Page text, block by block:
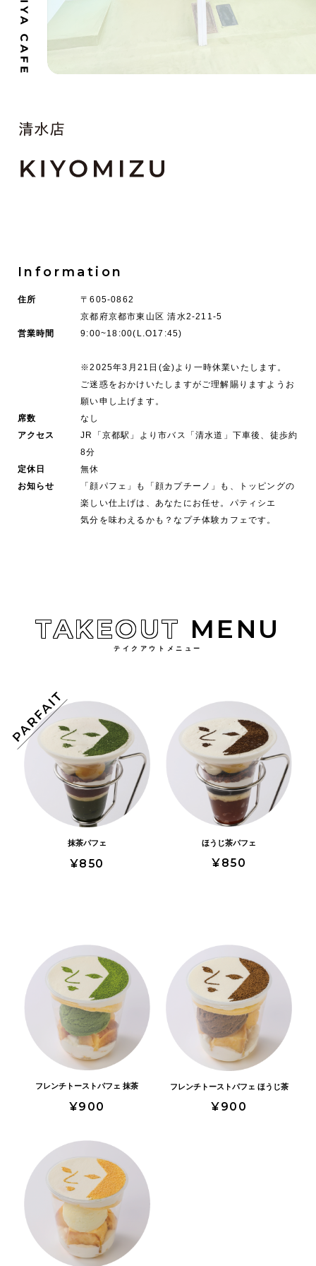
Information
住所
〒605-0862
京都府京都市東山区 清水2-211-5
営業時間
9:00~18:00(L.O17:45)
※2025年3月21日(金)より一時休業いたします。
ご迷惑をおかけいたしますがご理解賜りますようお
願い申し上げます。
席数
なし
アクセス
JR「京都駅」より市バス「清水道」下車後、徒歩約
8分
定休日
無休
お知らせ
「顔パフェ」も「顔カプチーノ」も、トッピングの
楽しい仕上げは、あなたにお任せ。パティシエ
気分を味わえるかも？なプチ体験カフェです。
TAKEOUT MENU
テイクアウトメニュー
抹茶パフェ
¥850
ほうじ茶パフェ
¥850
フレンチトーストパフェ 抹茶
¥900
フレンチトーストパフェ ほうじ茶
¥900